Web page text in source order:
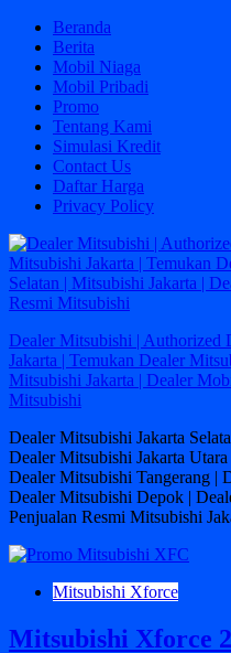
Skip
content
Beranda
Berita
Mobil Niaga
Mobil Pribadi
Promo
Tentang Kami
Simulasi Kredit
Contact Us
Daftar Harga
Privacy Policy
Dealer Mitsubishi | Authorized
Jakarta | Temukan Dealer
Mitsubishi Jakarta | Dealer
Mitsubishi
Dealer Mitsubishi Jakarta
Dealer Mitsubishi Jakarta
Dealer Mitsubishi Tangerang |
Dealer Mitsubishi Depok |
Penjualan Resmi Mitsubishi
Mitsubishi Xforce
Mitsubishi Xforce